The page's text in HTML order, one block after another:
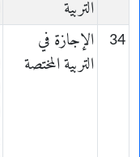
التربية
34
الإجازة في
التربية المختصة